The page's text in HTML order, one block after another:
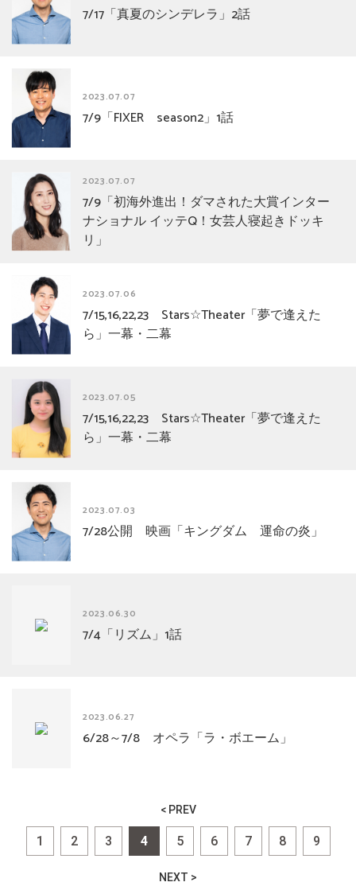
7/17「真夏のシンデレラ」2話
2023.07.07
7/9「FIXER season2」1話
2023.07.07
7/9「初海外進出！ダマされた大賞インター
ナショナル イッテQ！女芸人寝起きドッキ
リ」
2023.07.06
7/15,16,22,23 Stars☆Theater「夢で逢えた
ら」一幕・二幕
2023.07.05
7/15,16,22,23 Stars☆Theater「夢で逢えた
ら」一幕・二幕
2023.07.03
7/28公開 映画「キングダム 運命の炎」
2023.06.30
7/4「リズム」1話
2023.06.27
6/28～7/8 オペラ「ラ・ボエーム」
< PREV
1 2 3 4 5 6 7 8 9
NEXT >